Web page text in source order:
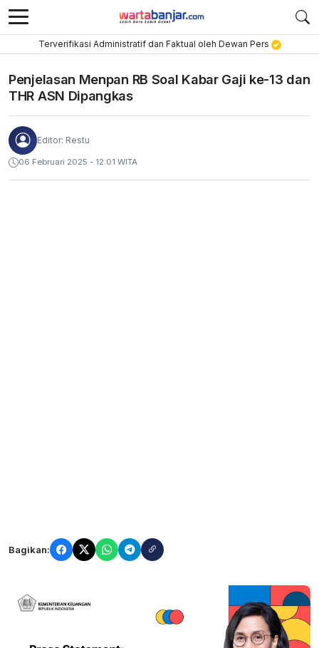
Terverifikasi Administratif dan Faktual oleh Dewan Pers
Penjelasan Menpan RB Soal Kabar Gaji ke-13 dan
THR ASN Dipangkas
Editor: Restu
06 Februari 2025 - 12:01 WITA
Bagikan: